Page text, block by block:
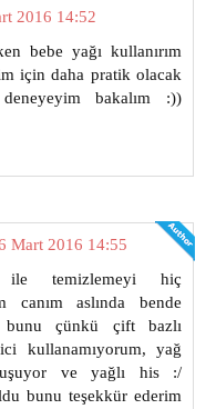
2016 14:52
bebe yağı kullanırım
için daha pratik olacak
bakalım :))
Mart 2016 14:55
ile temizlemeyi hiç
canım aslında bende
bunu çünkü çift bazlı
kullanamıyorum, yağ
ve yağlı his :/
bunu teşekkür ederim